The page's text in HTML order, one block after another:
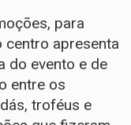
para
centro apresenta
do evento e de
entre os
troféus e